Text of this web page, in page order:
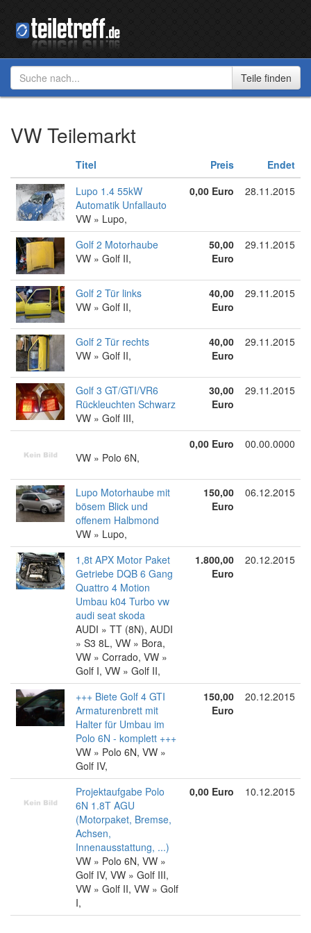
VW Teilemarkt
Titel Preis
Endet
Lupo 1.4 55kW
Automatik Unfallauto
VW » Lupo,
0,00 Euro 28.11.2015
Golf 2 Motorhaube
VW » Golf II,
50,00
Euro
29.11.2015
Golf 2 Tür links
VW » Golf II,
40,00
Euro
29.11.2015
Golf 2 Tür rechts
VW » Golf II,
40,00
Euro
29.11.2015
Golf 3 GT/GTI/VR6
Rückleuchten Schwarz
VW » Golf III,
30,00
Euro
29.11.2015
VW » Polo 6N,
0,00 Euro 00.00.0000
Lupo Motorhaube mit
bösem Blick und
offenem Halbmond
VW » Lupo,
150,00
Euro
06.12.2015
1,8t APX Motor Paket
Getriebe DQB 6 Gang
Quattro 4 Motion
Umbau k04 Turbo vw
audi seat skoda
AUDI » TT (8N), AUDI
» S3 8L, VW » Bora,
VW » Corrado, VW »
Golf I, VW » Golf II,
1.800,00
Euro
20.12.2015
+++ Biete Golf 4 GTI
Armaturenbrett mit
Halter für Umbau im
Polo 6N - komplett +++
VW » Polo 6N, VW »
Golf IV,
150,00
Euro
20.12.2015
Projektaufgabe Polo
6N 1.8T AGU
(Motorpaket, Bremse,
Achsen,
Innenausstattung, ...)
VW » Polo 6N, VW »
Golf IV, VW » Golf III,
VW » Golf II, VW » Golf
I,
0,00 Euro 10.12.2015